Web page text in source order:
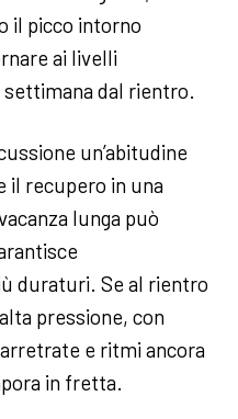
il picco intorno
ai livelli
dal rientro.
un’abitudine
recupero in una
lunga può
duraturi. Se al rientro
pressione, con
e ritmi ancora
in fretta.